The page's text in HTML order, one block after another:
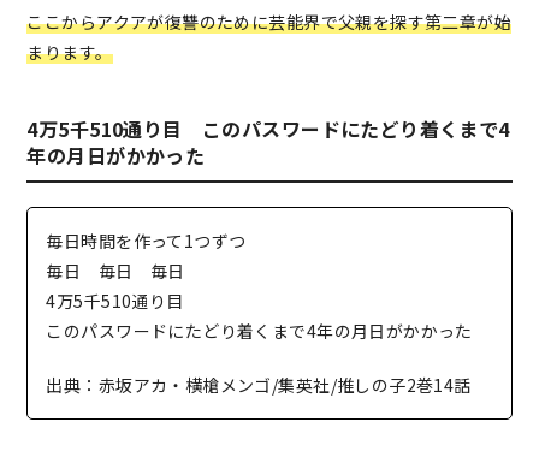
ここからアクアが復讐のために芸能界で父親を探す第二章が始
まります。
4万5千510通り目 このパスワードにたどり着くまで4
年の月日がかかった
毎日時間を作って1つずつ
毎日 毎日 毎日
4万5千510通り目
このパスワードにたどり着くまで4年の月日がかかった
出典：赤坂アカ・横槍メンゴ/集英社/推しの子2巻14話